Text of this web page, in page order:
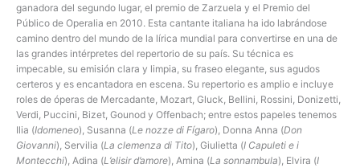
ganadora del segundo lugar, el premio de Zarzuela y el Premio del
Público de Operalia en 2010. Esta cantante italiana ha ido labrándose
camino dentro del mundo de la lírica mundial para convertirse en una de
las grandes intérpretes del repertorio de su país. Su técnica es
impecable, su emisión clara y limpia, su fraseo elegante, sus agudos
certeros y es encantadora en escena. Su repertorio es amplio e incluye
roles de óperas de Mercadante, Mozart, Gluck, Bellini, Rossini, Donizetti,
Verdi, Puccini, Bizet, Gounod y Offenbach; entre estos papeles tenemos
Ilia (Idomeneo), Susanna (Le nozze di Fígaro), Donna Anna (Don
Giovanni), Servilia (La clemenza di Tito), Giulietta (I Capuleti e i
Montecchi), Adina (L’elisir d’amore), Amina (La sonnambula), Elvira (I